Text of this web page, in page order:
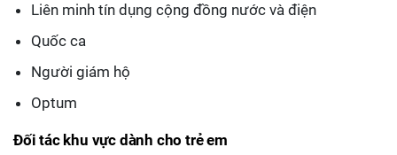
Liên minh tín dụng cộng đồng nước và điện
Quốc ca
Người giám hộ
Optum
Đối tác khu vực dành cho trẻ em